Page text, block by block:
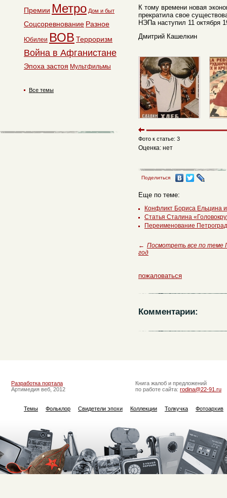
К тому времени новая
прекратила свое
НЭПа наступил 11 октября
Дмитрий Кашелкин
Фото к статье: 3
Оценка: нет
Поделиться
Еще по теме:
Конфликт Бориса Ельцина
Статья Сталина
Переименование
← Посмотреть все по теме
год
пожаловаться
Комментарии:
Премии Метро Дом и быт
Соцсоревнование Разное
Юбилеи ВОВ Терроризм
Война в Афганистане
Эпоха застоя Мультфильмы
Все темы
Разработка портала
Артимедия веб, 2012
Книга жалоб и предложений
по работе сайта: rodina@22-91.ru
Темы Фольклор Свидетели эпохи Коллекции Толкучка Фотоархив